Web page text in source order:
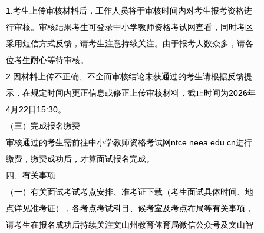
1.考生上传审核材料后，工作人员将于审核时间内对考生报考资格进
行审核。审核结果考生可登录中小学教师资格考试网查看，同时考区
采用短信方式反馈，请考生注意持续关注。由于报考人数众多，请各
位考生耐心等待审核。
2.因材料上传不正确、不全而审核结论未获通过的考生请根据反馈提
示，在规定时间内更正信息或修正上传审核材料，截止时间为2026年
4月22日15:30。
（三）完成报名缴费
审核通过的考生需前往中小学教师资格考试网ntce.neea.edu.cn进行
缴费，缴费成功后，才算面试报名完成。
四、有关事项
（一）有关面试考试考点安排、准考证下载（考生面试具体时间、地
点详见准考证），各考点考试科目、候考室及考点布局等有关事项，
请考生在报名成功后持续关注文山州教育体育局微信公众号及文山智